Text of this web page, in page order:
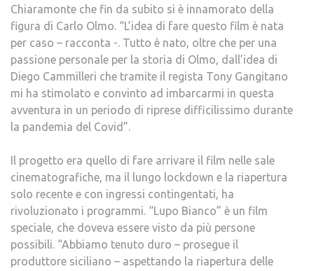
Chiaramonte che fin da subito si è innamorato della
figura di Carlo Olmo. “L’idea di fare questo film è nata
per caso – racconta -. Tutto è nato, oltre che per una
passione personale per la storia di Olmo, dall’idea di
Diego Cammilleri che tramite il regista Tony Gangitano
mi ha stimolato e convinto ad imbarcarmi in questa
avventura in un periodo di riprese difficilissimo durante
la pandemia del Covid”.
Il progetto era quello di fare arrivare il film nelle sale
cinematografiche, ma il lungo lockdown e la riapertura
solo recente e con ingressi contingentati, ha
rivoluzionato i programmi. “Lupo Bianco” è un film
speciale, che doveva essere visto da più persone
possibili. “Abbiamo tenuto duro – prosegue il
produttore siciliano – aspettando la riapertura delle